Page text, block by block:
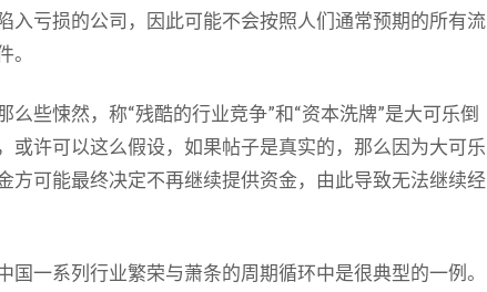
入亏损的公司，因此可能不会按照人们通常预期的所有流
么些悚然，称“残酷的行业竞争”和“资本洗牌”是大可乐倒
或许可以这么假设，如果帖子是真实的，那么因为大可乐
方可能最终决定不再继续提供资金，由此导致无法继续经
国一系列行业繁荣与萧条的周期循环中是很典型的一例。